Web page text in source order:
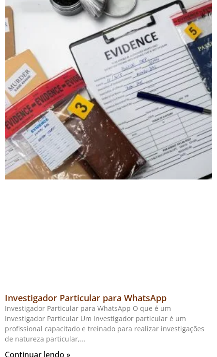
Investigador Particular para WhatsApp
Investigador Particular para WhatsApp O que é um
Investigador Particular Um investigador particular é um
profissional capacitado e treinado para realizar investigações
de natureza particular,
Continuar lendo »